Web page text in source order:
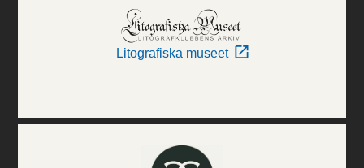
Litografiska museet